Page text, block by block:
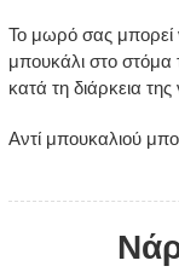
Το μωρό σας μπορεί
μπουκάλι στο στόμα
κατά τη διάρκεια της
Αντί μπουκαλιού